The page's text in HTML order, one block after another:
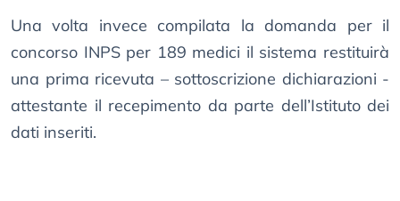
Una volta invece compilata la domanda per il
concorso INPS per 189 medici il sistema restituirà
una prima ricevuta – sottoscrizione dichiarazioni -
attestante il recepimento da parte dell’Istituto dei
dati inseriti.